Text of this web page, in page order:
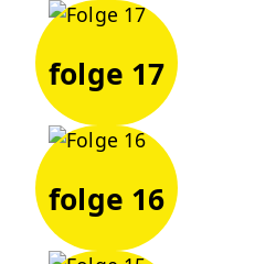
folge 17
folge 16